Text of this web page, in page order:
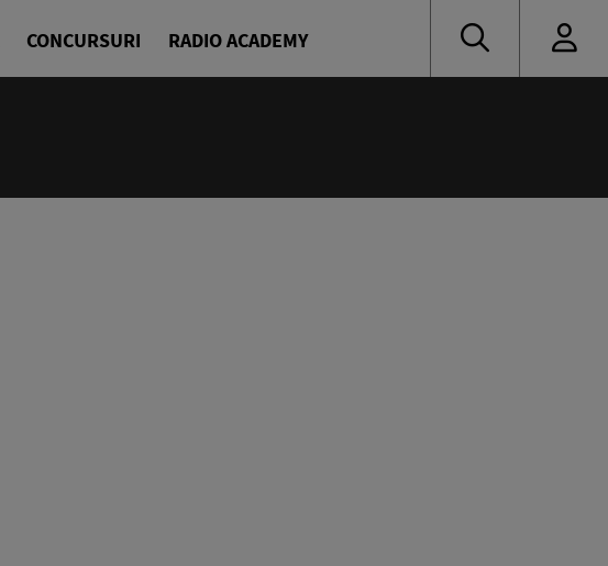
CONCURSURI RADIO ACADEMY